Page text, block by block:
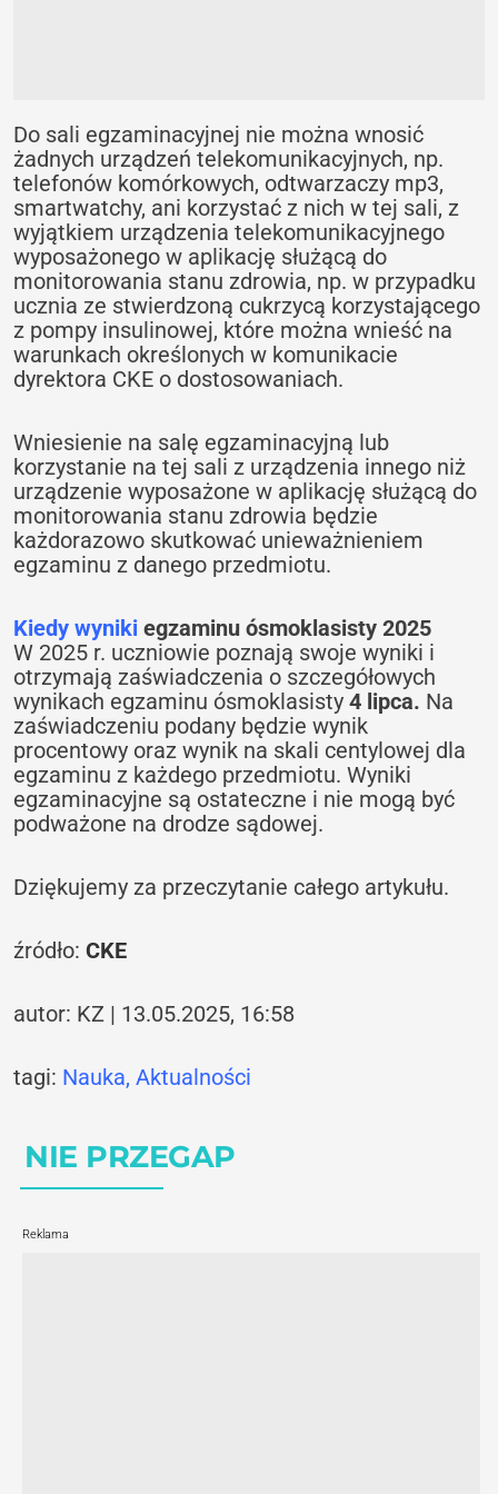
Do sali egzaminacyjnej nie można wnosić
żadnych urządzeń telekomunikacyjnych, np.
telefonów komórkowych, odtwarzaczy mp3,
smartwatchy, ani korzystać z nich w tej sali, z
wyjątkiem urządzenia telekomunikacyjnego
wyposażonego w aplikację służącą do
monitorowania stanu zdrowia, np. w przypadku
ucznia ze stwierdzoną cukrzycą korzystającego
z pompy insulinowej, które można wnieść na
warunkach określonych w komunikacie
dyrektora CKE o dostosowaniach.
Wniesienie na salę egzaminacyjną lub
korzystanie na tej sali z urządzenia innego niż
urządzenie wyposażone w aplikację służącą do
monitorowania stanu zdrowia będzie
każdorazowo skutkować unieważnieniem
egzaminu z danego przedmiotu.
Kiedy wyniki egzaminu ósmoklasisty 2025
W 2025 r. uczniowie poznają swoje wyniki i
otrzymają zaświadczenia o szczegółowych
‎wynikach egzaminu ósmoklasisty4 lipca. Na
zaświadczeniu podany będzie wynik
procentowy oraz wynik na skali ‎centylowej dla
egzaminu z każdego przedmiotu. Wyniki
egzaminacyjne są ostateczne i nie mogą być
podważone na drodze sądowej.
Dziękujemy za przeczytanie całego artykułu.
źródło:CKE
autor: KZ | 13.05.2025, 16:58
tagi: Nauka, Aktualności
NIE PRZEGAP
Reklama